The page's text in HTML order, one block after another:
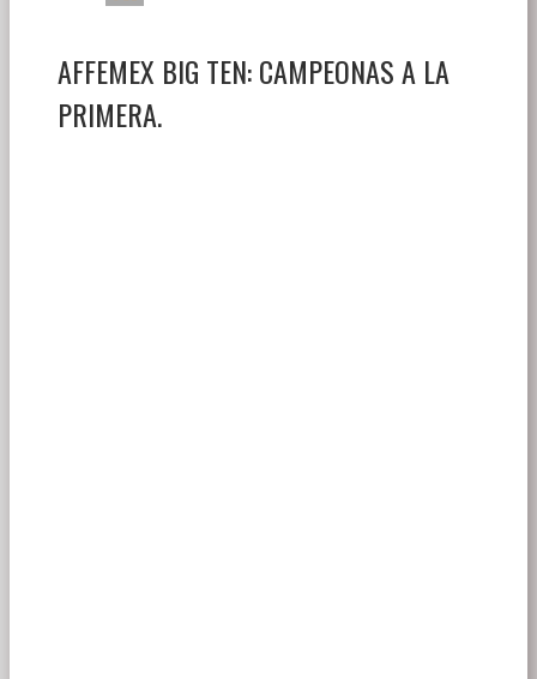
AFFEMEX BIG TEN: CAMPEONAS A LA
PRIMERA.